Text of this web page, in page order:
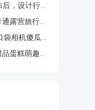
，设计行业
露营旅行度
抠图片素材
相机傻瓜相
果图素材
蛋糕萌趣糕